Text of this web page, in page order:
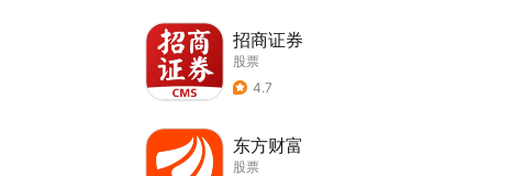
招商证券
股票
4.7
东方财富
股票